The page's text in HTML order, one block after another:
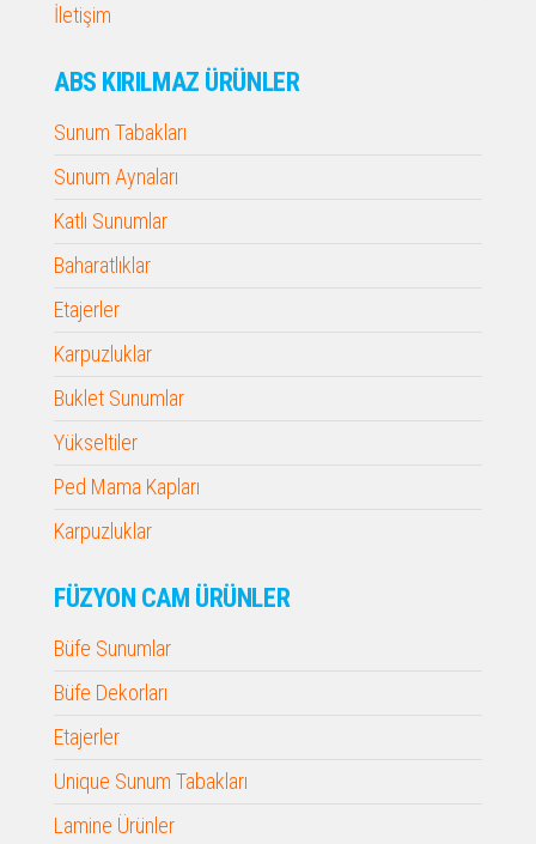
İletişim
ABS KIRILMAZ ÜRÜNLER
Sunum Tabakları
Sunum Aynaları
Katlı Sunumlar
Baharatlıklar
Etajerler
Karpuzluklar
Buklet Sunumlar
Yükseltiler
Ped Mama Kapları
Karpuzluklar
FÜZYON CAM ÜRÜNLER
Büfe Sunumlar
Büfe Dekorları
Etajerler
Unique Sunum Tabakları
Lamine Ürünler